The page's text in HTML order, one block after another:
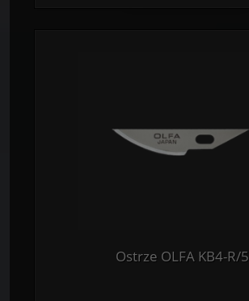
Ostrze OLFA KB4-R/5